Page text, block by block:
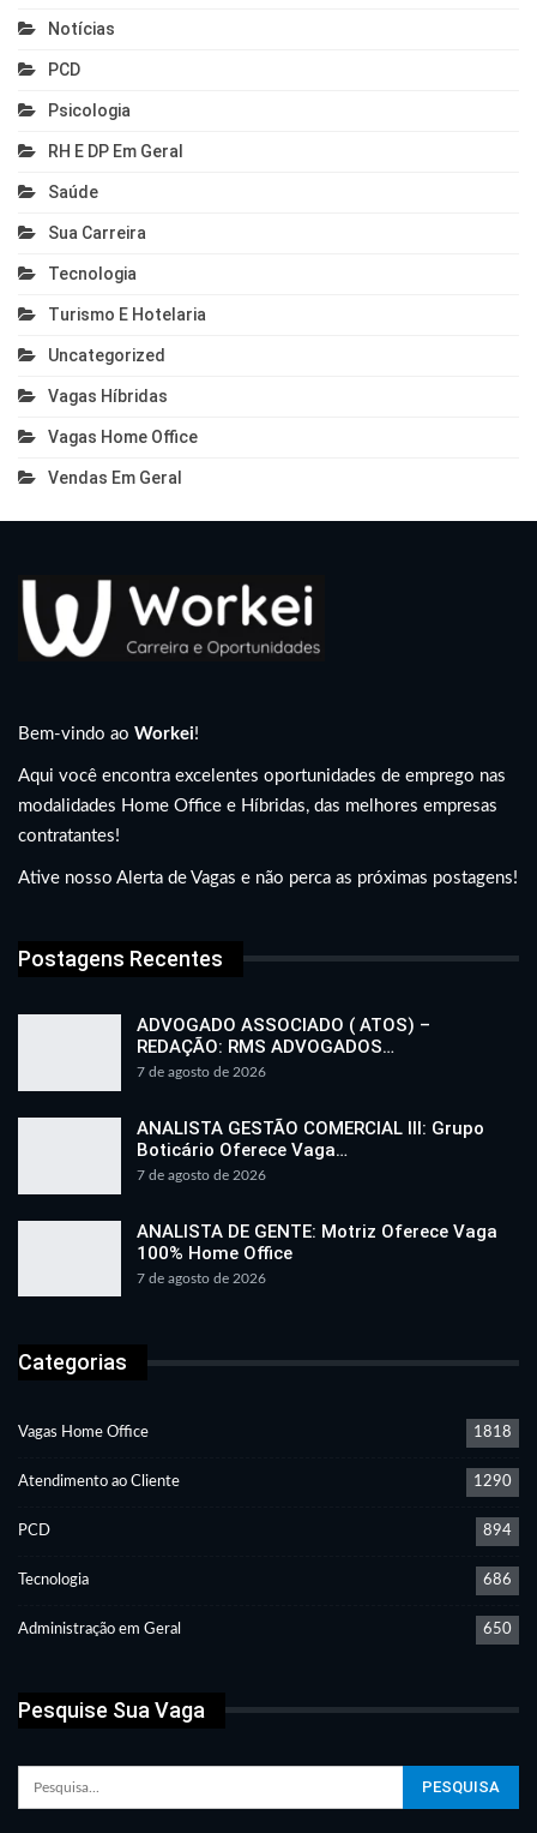
Notícias
PCD
Psicologia
RH E DP Em Geral
Saúde
Sua Carreira
Tecnologia
Turismo E Hotelaria
Uncategorized
Vagas Híbridas
Vagas Home Office
Vendas Em Geral
Bem-vindo ao Workei!
Aqui você encontra excelentes oportunidades de emprego nas
modalidades Home Office e Híbridas, das melhores empresas
contratantes!
Ative nosso Alerta de Vagas e não perca as próximas postagens!
Postagens Recentes
ADVOGADO ASSOCIADO ( ATOS) –
REDAÇÃO: RMS ADVOGADOS…
7 de agosto de 2026
ANALISTA GESTÃO COMERCIAL III: Grupo
Boticário Oferece Vaga…
7 de agosto de 2026
ANALISTA DE GENTE: Motriz Oferece Vaga
100% Home Office
7 de agosto de 2026
Categorias
Vagas Home Office 1818
Atendimento ao Cliente 1290
PCD 894
Tecnologia 686
Administração em Geral 650
Pesquise Sua Vaga